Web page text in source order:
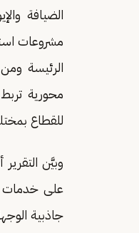
الضيافة
مشروعات
الرئيسة
محورية
للقطاع
وبيَّن
على خدمات
جاذبية